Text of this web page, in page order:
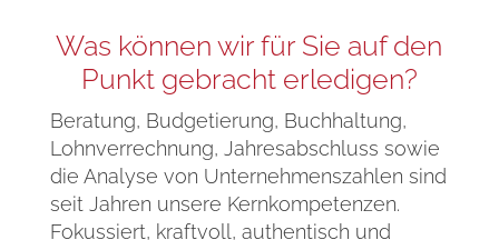
Was können wir für Sie auf den
Punkt gebracht erledigen?
Beratung, Budgetierung, Buchhaltung,
Lohnverrechnung, Jahresabschluss sowie
die Analyse von Unternehmenszahlen sind
seit Jahren unsere Kernkompetenzen.
Fokussiert, kraftvoll, authentisch und